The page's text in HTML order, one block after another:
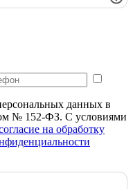
данных в
№ 152-ФЗ. С условиями
на обработку